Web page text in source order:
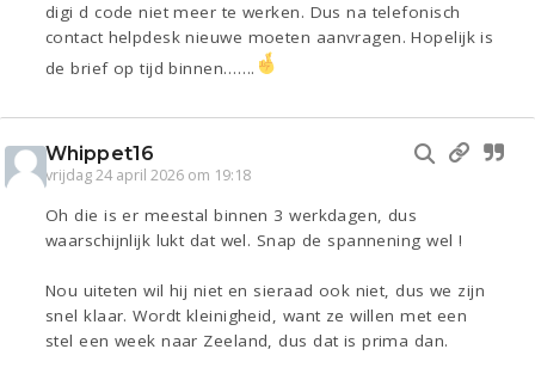
digi d code niet meer te werken. Dus na telefonisch
contact helpdesk nieuwe moeten aanvragen. Hopelijk is
de brief op tijd binnen…….
Whippet16
vrijdag 24 april 2026 om 19:18
Oh die is er meestal binnen 3 werkdagen, dus
waarschijnlijk lukt dat wel. Snap de spannening wel !
Nou uiteten wil hij niet en sieraad ook niet, dus we zijn
snel klaar. Wordt kleinigheid, want ze willen met een
stel een week naar Zeeland, dus dat is prima dan.